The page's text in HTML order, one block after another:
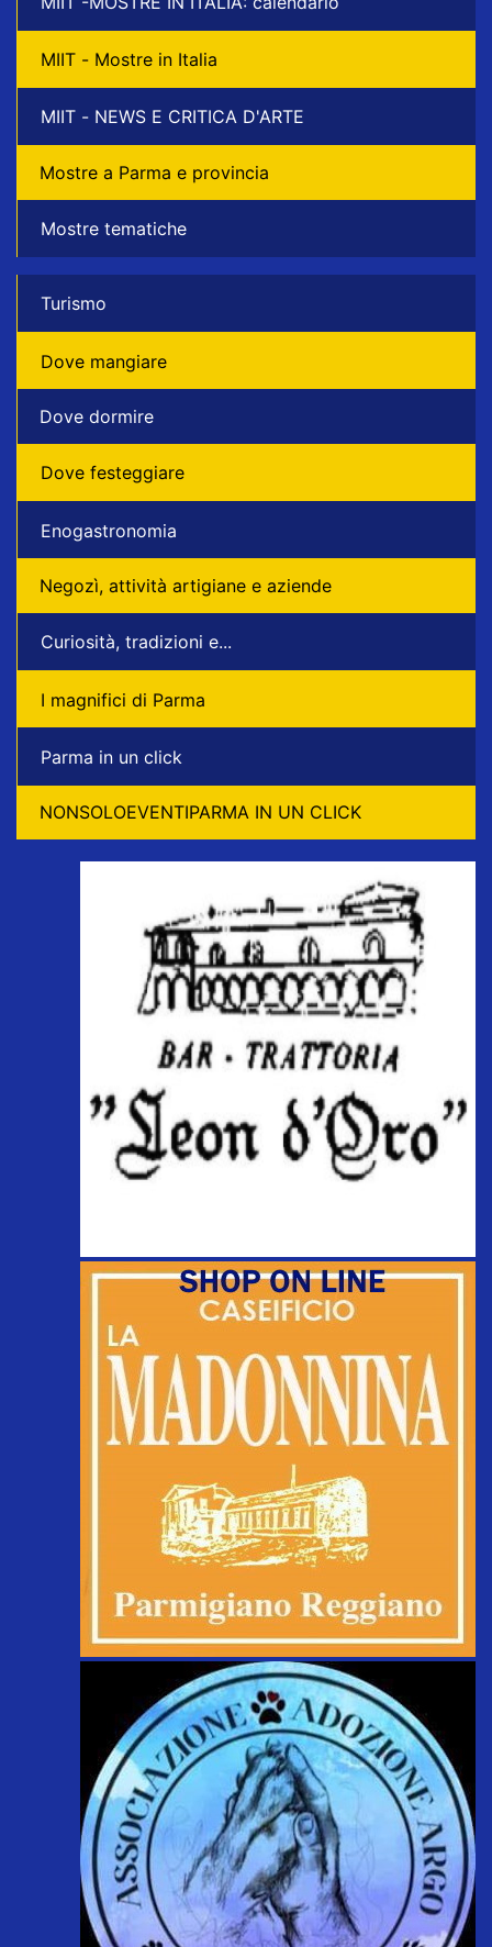
MIIT - Mostre in Italia
MIIT - NEWS E CRITICA D'ARTE
Mostre a Parma e provincia
Mostre tematiche
Turismo
Dove mangiare
Dove dormire
Dove festeggiare
Enogastronomia
Negozì, attività artigiane e aziende
Curiosità, tradizioni e...
I magnifici di Parma
Parma in un click
NONSOLOEVENTIPARMA IN UN CLICK